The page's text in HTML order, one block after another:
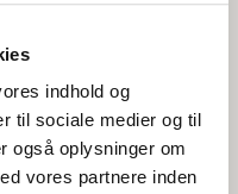
indhold og
til sociale medier og til
også oplysninger om
vores partnere inden